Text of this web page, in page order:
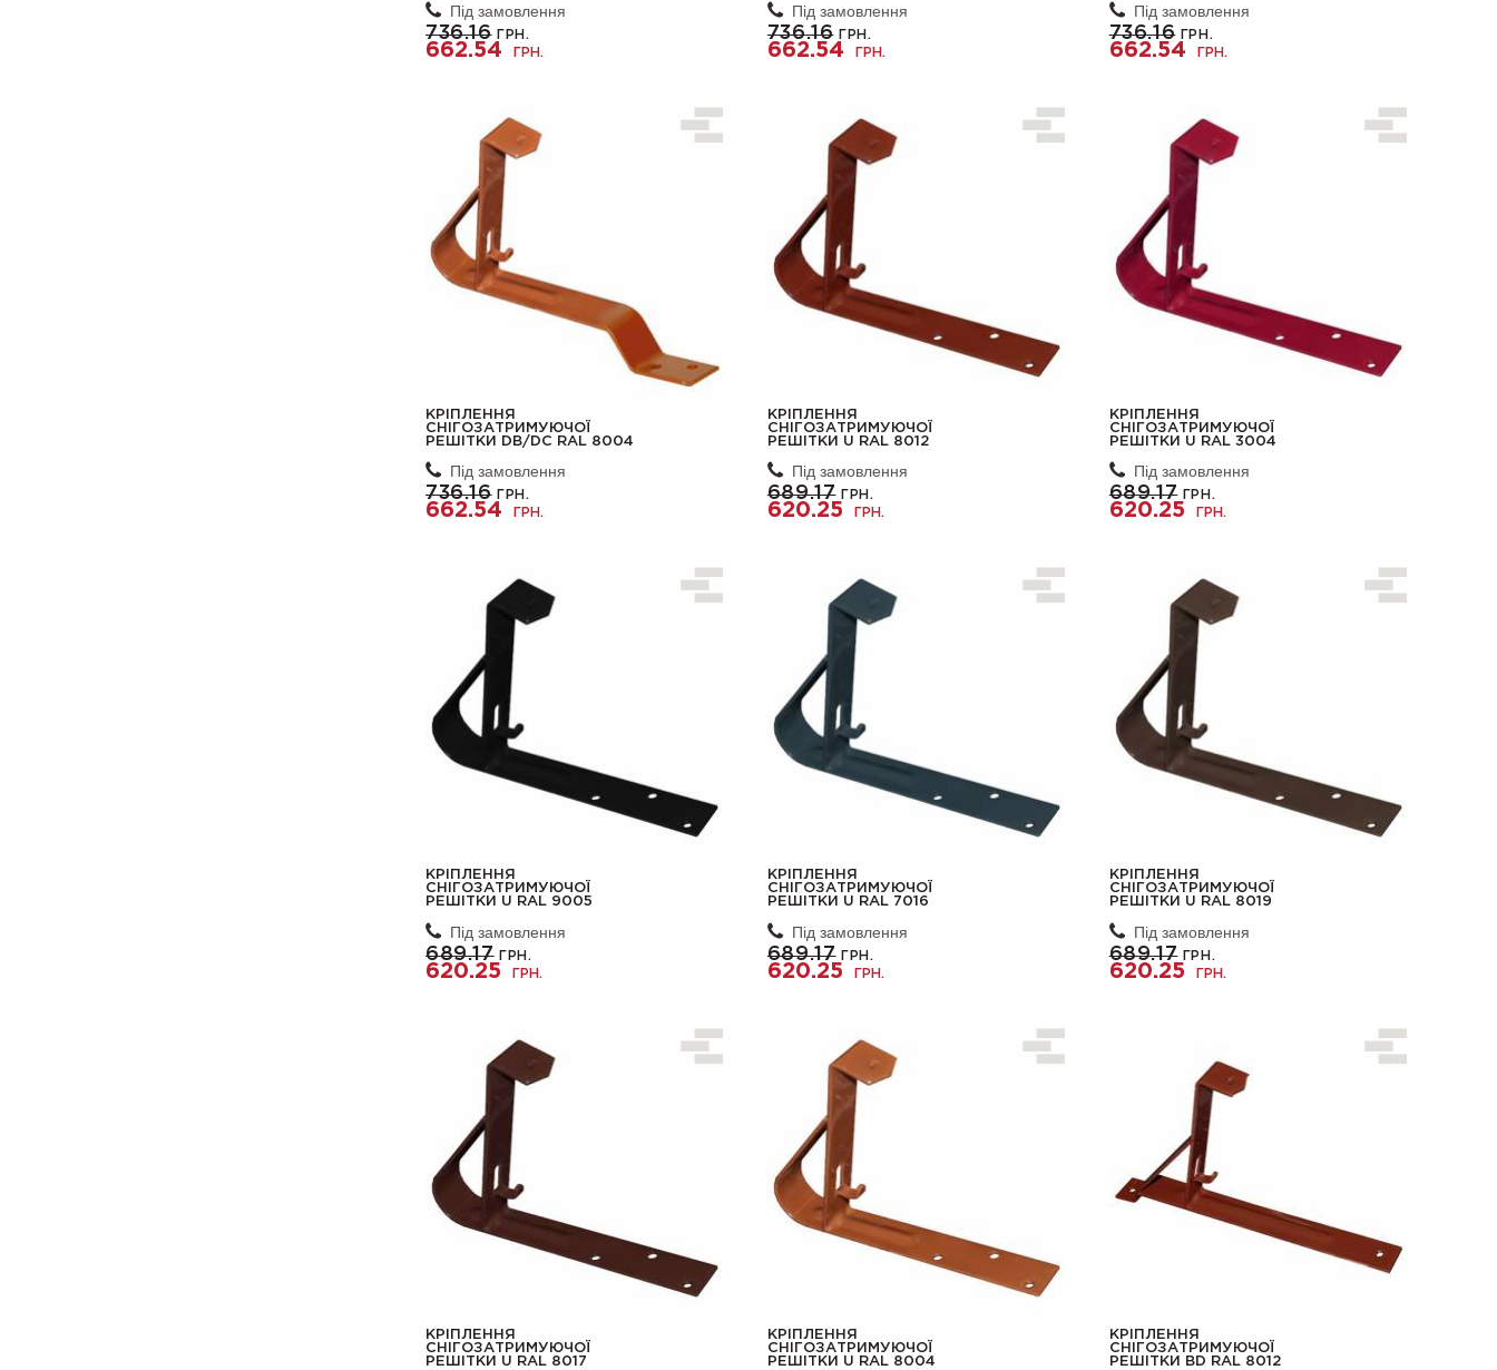
Під замовлення
736.16ГРН.
662.54 ГРН.
Під замовлення
736.16ГРН.
662.54 ГРН.
Під замовлення
736.16ГРН.
662.54 ГРН.
КРІПЛЕННЯ
СНІГОЗАТРИМУЮЧОЇ
РЕШІТКИ DB/DC RAL 8004
Під замовлення
736.16ГРН.
662.54 ГРН.
КРІПЛЕННЯ
СНІГОЗАТРИМУЮЧОЇ
РЕШІТКИ U RAL 8012
Під замовлення
689.17ГРН.
620.25 ГРН.
КРІПЛЕННЯ
СНІГОЗАТРИМУЮЧОЇ
РЕШІТКИ U RAL 3004
Під замовлення
689.17ГРН.
620.25 ГРН.
КРІПЛЕННЯ
СНІГОЗАТРИМУЮЧОЇ
РЕШІТКИ U RAL 9005
Під замовлення
689.17ГРН.
620.25 ГРН.
КРІПЛЕННЯ
СНІГОЗАТРИМУЮЧОЇ
РЕШІТКИ U RAL 7016
Під замовлення
689.17ГРН.
620.25 ГРН.
КРІПЛЕННЯ
СНІГОЗАТРИМУЮЧОЇ
РЕШІТКИ U RAL 8019
Під замовлення
689.17ГРН.
620.25 ГРН.
КРІПЛЕННЯ
СНІГОЗАТРИМУЮЧОЇ
РЕШІТКИ U RAL 8017
КРІПЛЕННЯ
СНІГОЗАТРИМУЮЧОЇ
РЕШІТКИ U RAL 8004
КРІПЛЕННЯ
СНІГОЗАТРИМУЮЧОЇ
РЕШІТКИ BD RAL 8012